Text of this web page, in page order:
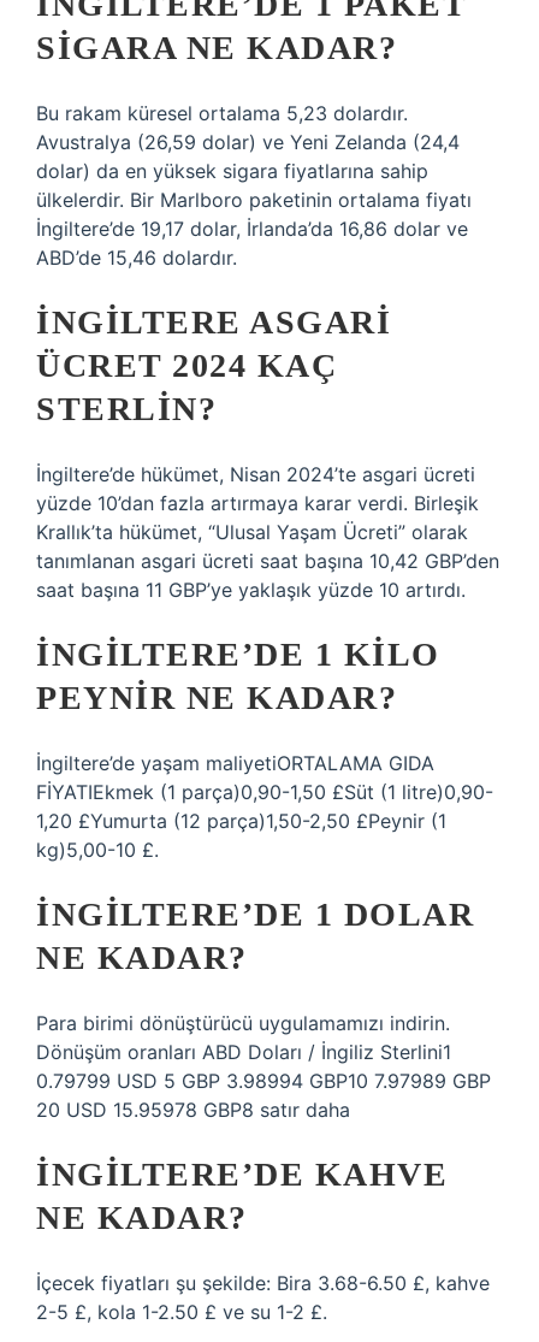
SIGARA NE KADAR?
Bu rakam küresel ortalama 5,23 dolardır.
Avustralya (26,59 dolar) ve Yeni Zelanda (24,4
dolar) da en yüksek sigara fiyatlarına sahip
ülkelerdir. Bir Marlboro paketinin ortalama fiyatı
İngiltere’de 19,17 dolar, İrlanda’da 16,86 dolar ve
ABD’de 15,46 dolardır.
İNGILTERE ASGARI
ÜCRET 2024 KAÇ
STERLIN?
İngiltere’de hükümet, Nisan 2024’te asgari ücreti
yüzde 10’dan fazla artırmaya karar verdi. Birleşik
Krallık’ta hükümet, “Ulusal Yaşam Ücreti” olarak
tanımlanan asgari ücreti saat başına 10,42 GBP’den
saat başına 11 GBP’ye yaklaşık yüzde 10 artırdı.
İNGILTERE’DE 1 KILO
PEYNIR NE KADAR?
İngiltere’de yaşam maliyetiORTALAMA GIDA
FİYATIEkmek (1 parça)0,90-1,50 £Süt (1 litre)0,90-
1,20 £Yumurta (12 parça)1,50-2,50 £Peynir (1
kg)5,00-10 £.
İNGILTERE’DE 1 DOLAR
NE KADAR?
Para birimi dönüştürücü uygulamamızı indirin.
Dönüşüm oranları ABD Doları / İngiliz Sterlini1
0.79799 USD 5 GBP 3.98994 GBP10 7.97989 GBP
20 USD 15.95978 GBP8 satır daha
İNGILTERE’DE KAHVE
NE KADAR?
İçecek fiyatları şu şekilde: Bira 3.68-6.50 £, kahve
2-5 £, kola 1-2.50 £ ve su 1-2 £.